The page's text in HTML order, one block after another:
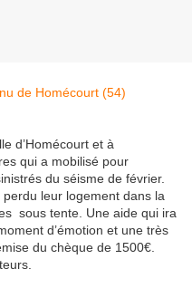
d’Homécourt et à
qui a mobilisé pour
du séisme de février.
leur logement dans la
sous tente. Une aide qui ira
d’émotion et une très
du chèque de 1500€.